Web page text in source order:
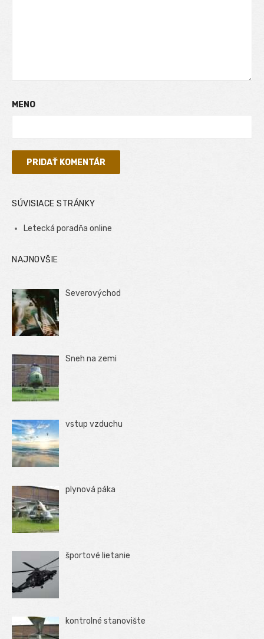
MENO
SÚVISIACE STRÁNKY
Letecká poradňa online
NAJNOVŠIE
Severovýchod
Sneh na zemi
vstup vzduchu
plynová páka
športové lietanie
kontrolné stanovište